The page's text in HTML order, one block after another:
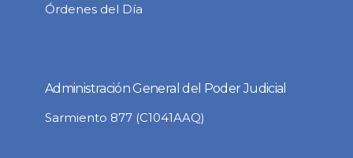
Órdenes del Día
Administración General del Poder Judicial
Sarmiento 877 (C1041AAQ)